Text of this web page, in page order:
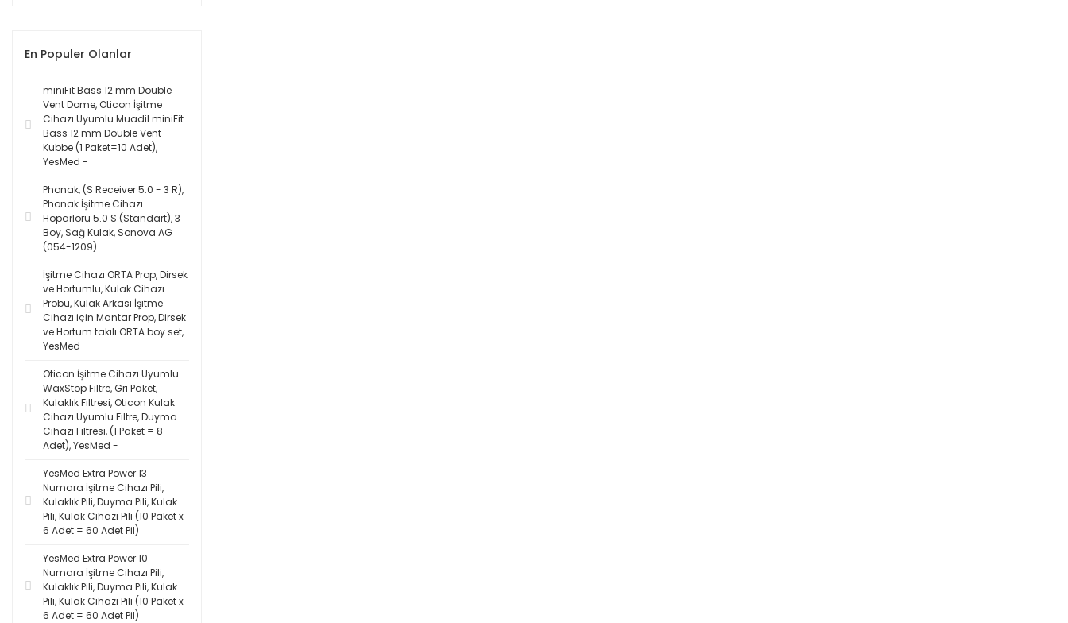
En Populer Olanlar
miniFit Bass 12 mm Double
Vent Dome, Oticon İşitme
Cihazı Uyumlu Muadil miniFit
Bass 12 mm Double Vent
Kubbe (1 Paket=10 Adet),
YesMed -
Phonak, (S Receiver 5.0 - 3 R),
Phonak İşitme Cihazı
Hoparlörü 5.0 S (Standart), 3
Boy, Sağ Kulak, Sonova AG
(054-1209)
İşitme Cihazı ORTA Prop, Dirsek
ve Hortumlu, Kulak Cihazı
Probu, Kulak Arkası İşitme
Cihazı için Mantar Prop, Dirsek
ve Hortum takılı ORTA boy set,
YesMed -
Oticon İşitme Cihazı Uyumlu
WaxStop Filtre, Gri Paket,
Kulaklık Filtresi, Oticon Kulak
Cihazı Uyumlu Filtre, Duyma
Cihazı Filtresi, (1 Paket = 8
Adet), YesMed -
YesMed Extra Power 13
Numara İşitme Cihazı Pili,
Kulaklık Pili, Duyma Pili, Kulak
Pili, Kulak Cihazı Pili (10 Paket x
6 Adet = 60 Adet Pil)
YesMed Extra Power 10
Numara İşitme Cihazı Pili,
Kulaklık Pili, Duyma Pili, Kulak
Pili, Kulak Cihazı Pili (10 Paket x
6 Adet = 60 Adet Pil)